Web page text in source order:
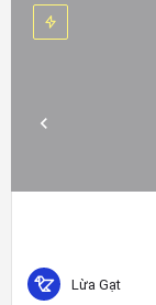
Lừa Gạt